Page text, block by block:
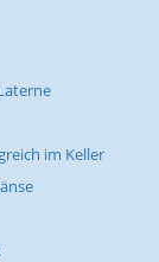
im Keller